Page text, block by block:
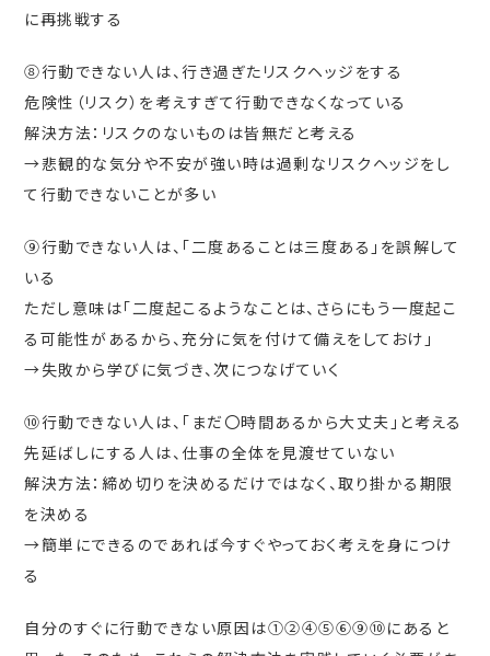
に再挑戦する
⑧行動できない人は、行き過ぎたリスクヘッジをする
危険性（リスク）を考えすぎて行動できなくなっている
解決方法：リスクのないものは皆無だと考える
→悲観的な気分や不安が強い時は過剰なリスクヘッジをし
て行動できないことが多い
⑨行動できない人は、「二度あることは三度ある」を誤解して
いる
ただし意味は「二度起こるようなことは、さらにもう一度起こ
る可能性があるから、充分に気を付けて備えをしておけ」
→失敗から学びに気づき、次につなげていく
⑩行動できない人は、「まだ〇時間あるから大丈夫」と考える
先延ばしにする人は、仕事の全体を見渡せていない
解決方法：締め切りを決めるだけではなく、取り掛かる期限
を決める
→簡単にできるのであれば今すぐやっておく考えを身につけ
る
自分のすぐに行動できない原因は①②④⑤⑥⑨⑩にあると